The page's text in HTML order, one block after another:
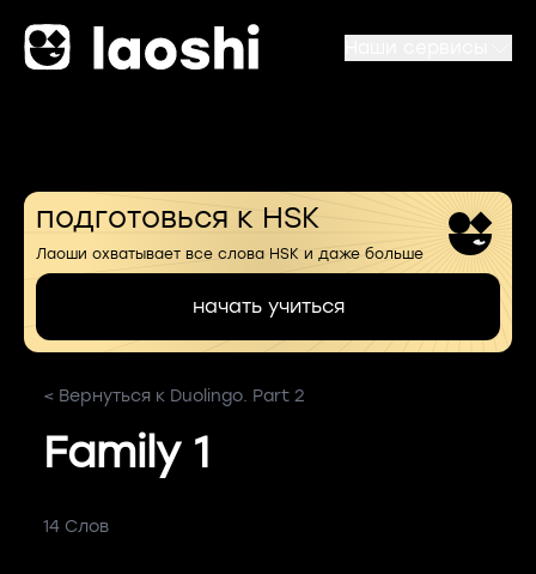
подготовься к HSK
Лаоши охватывает все слова HSK и даже больше
начать учиться
< Вернуться к Duolingo. Part 2
Family 1
14 Слов